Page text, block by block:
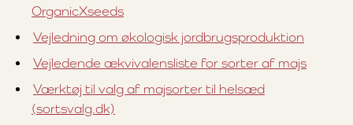
OrganicXseeds
Vejledning om økologisk jordbrugsproduktion
Vejledende ækvivalensliste for sorter af majs
Værktøj til valg af majsorter til helsæd
(sortsvalg.dk)